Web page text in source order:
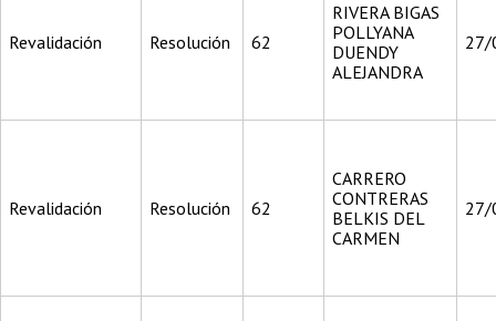
Revalidación Resolución 62
RIVERA BIGAS
POLLYANA
DUENDY
ALEJANDRA
27/
Revalidación Resolución 62
CARRERO
CONTRERAS
BELKIS DEL
CARMEN
27/